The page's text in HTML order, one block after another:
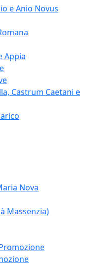
e Anio Novus
Appia
Castrum Caetani e
Nova
Massenzia)